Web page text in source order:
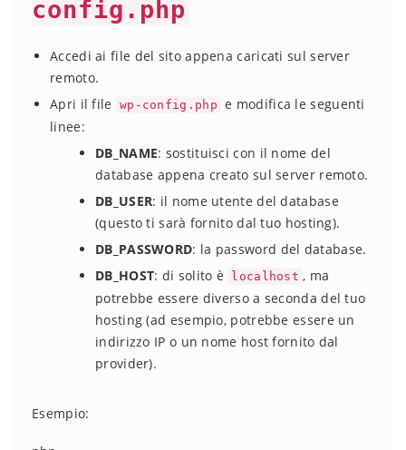
config.php
Accedi ai file del sito appena caricati sul server
remoto.
Apri il file
wp-config.php e modifica le seguenti
linee:
DB_NAME: sostituisci con il nome del
database appena creato sul server remoto.
DB_USER: il nome utente del database
(questo ti sarà fornito dal tuo hosting).
DB_PASSWORD: la password del database.
DB_HOST: di solito è localhost , ma
potrebbe essere diverso a seconda del tuo
hosting (ad esempio, potrebbe essere un
indirizzo IP o un nome host fornito dal
provider).
Esempio: